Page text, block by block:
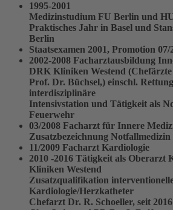
1995-2001
Medizinstudium FU Berlin und
Praktisches Jahr in Basel und
Berlin
Staatsexamen 2001, Promotion 07/
2002-2008 Facharztausbildung
DRK Kliniken Westend
Prof. Dr. Büchsel,) einschl.
interdisziplinäre
Intensivstation und Tätigkeit als
Feuerwehr
03/2008 Facharzt für Innere
Zusatzbezeichnung Notfallmedizin
11/2009 Facharzt Kardiologie
2010 -2016 Tätigkeit als Oberarzt
Kliniken Westend
Zusatzqualifikation
Kardiologie/Herzkatheter
Chefarzt Dr. R. Schoeller, seit